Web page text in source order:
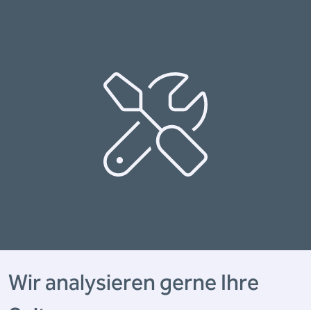
Wir analysieren gerne Ihre